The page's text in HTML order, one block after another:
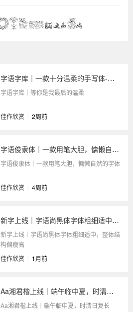
字语字库｜一款十分温柔的手写体-等你是我最后的温柔
字语字库｜等你是我最后的温柔
佳作欣赏 2周前
字语俊隶体｜一款用笔大胆，慵懒自然的字体
字语俊隶体｜一款用笔大胆，慵懒自然的字体
佳作欣赏 4周前
新字上线｜字语尚黑体字体粗细适中，整体结构偏瘦高
新字上线｜字语尚黑体字体粗细适中，整体结
构偏瘦高
佳作欣赏
1月前
Aa湘君楷上线｜端午临中夏，时清日复长
Aa湘君楷上线｜端午临中夏，时清日复长